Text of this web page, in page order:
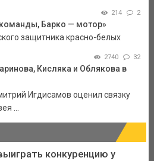
214 2
Барко — мотор»
защитника красно-белых
2740 32
Кисляка и Облякова в
Игдисамов оценил связку
...
конкуренцию у